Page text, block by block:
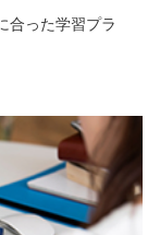
合った学習プラ